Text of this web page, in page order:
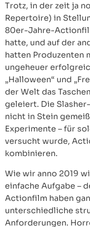
Trotz, in der zeit ja
Repertoire) in
80er-Jahre-
hatte, und auf der
hatten Produzenten
ungeheuer
„Halloween“ und
der Welt das
geleiert. Die
nicht in Stein
Experimente – für
versucht wurde,
kombinieren.
Wie wir anno 2019
einfache Aufgabe –
Actionfilm haben
unterschiedliche
Anforderungen.